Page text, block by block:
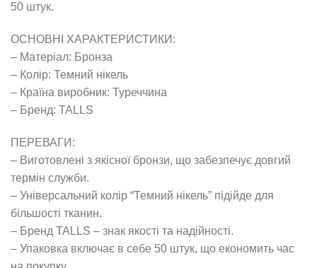
50 штук.
ОСНОВНІ ХАРАКТЕРИСТИКИ:
– Матеріал: Бронза
– Колір: Темний нікель
– Країна виробник: Туреччина
– Бренд: TALLS
ПЕРЕВАГИ:
– Виготовлені з якісної бронзи, що забезпечує довгий
термін служби.
– Універсальний колір “Темний нікель” підійде для
більшості тканин.
– Бренд TALLS – знак якості та надійності.
– Упаковка включає в себе 50 штук, що економить час